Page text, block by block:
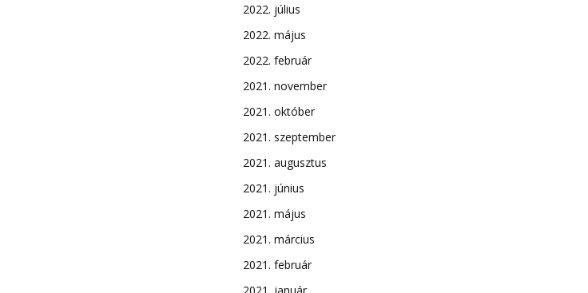
2022. július
2022. május
2022. február
2021. november
2021. október
2021. szeptember
2021. augusztus
2021. június
2021. május
2021. március
2021. február